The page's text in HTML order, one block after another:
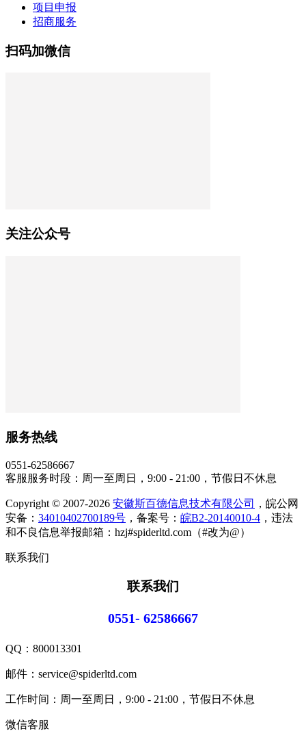
项目申报
招商服务
扫码加微信
关注公众号
服务热线
0551-62586667
客服服务时段：周一至周日，9:00 - 21:00，节假日不休息
Copyright © 2007-2026 安徽斯百德信息技术有限公司
，皖公网
安备： 34010402700189号 ，备案号： 皖B2-20140010-4 ，违法
和不良信息举报邮箱：hzj#spiderltd.com（#改为@）
联系我们
联系我们
0551- 62586667
QQ： 800013301
邮件：service@spiderltd.com
工作时间：周一至周日，9:00 - 21:00，节假日不休息
微信客服